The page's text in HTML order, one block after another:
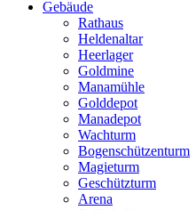
Gebäude
Rathaus
Heldenaltar
Heerlager
Goldmine
Manamühle
Golddepot
Manadepot
Wachturm
Bogenschützenturm
Magieturm
Geschützturm
Arena